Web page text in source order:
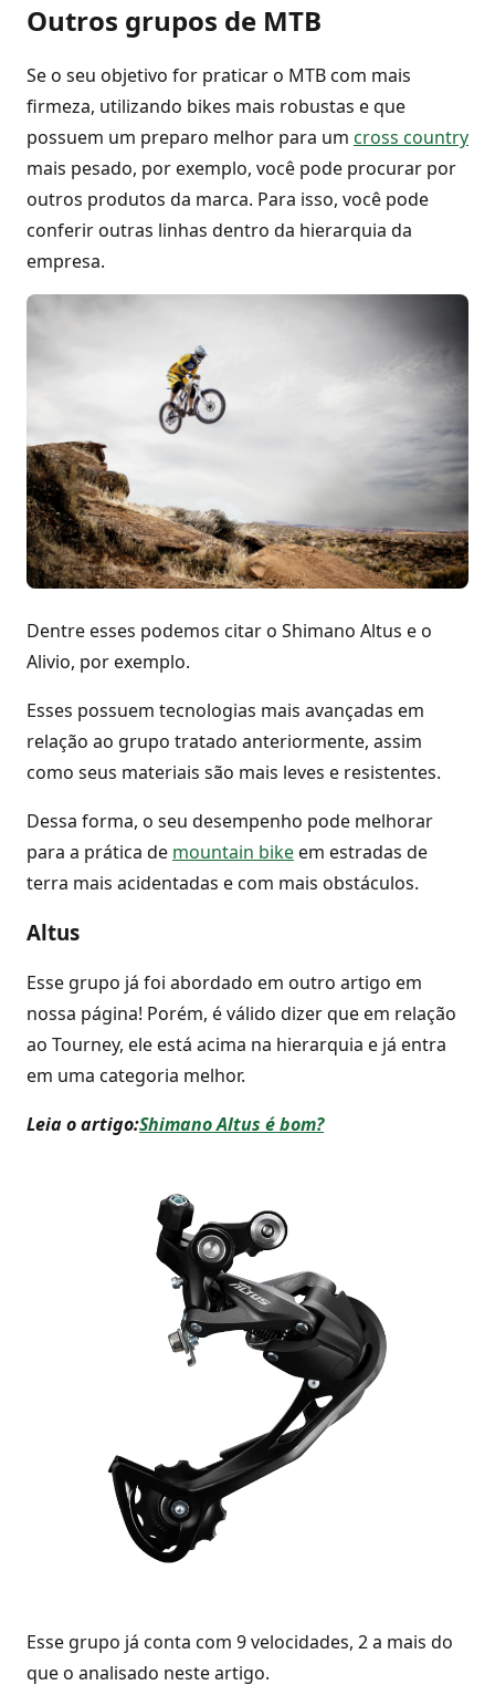
Outros grupos de MTB
Se o seu objetivo for praticar o MTB com mais
firmeza, utilizando bikes mais robustas e que
possuem um preparo melhor para um cross country
mais pesado, por exemplo, você pode procurar por
outros produtos da marca. Para isso, você pode
conferir outras linhas dentro da hierarquia da
empresa.
Dentre esses podemos citar o Shimano Altus e o
Alivio, por exemplo.
Esses possuem tecnologias mais avançadas em
relação ao grupo tratado anteriormente, assim
como seus materiais são mais leves e resistentes.
Dessa forma, o seu desempenho pode melhorar
para a prática de mountain bikeem estradas de
terra mais acidentadas e com mais obstáculos.
Altus
Esse grupo já foi abordado em outro artigo em
nossa página! Porém, é válido dizer que em relação
ao Tourney, ele está acima na hierarquia e já entra
em uma categoria melhor.
Leia o artigo:Shimano Altus é bom?
Esse grupo já conta com 9 velocidades, 2 a mais do
que o analisado neste artigo.